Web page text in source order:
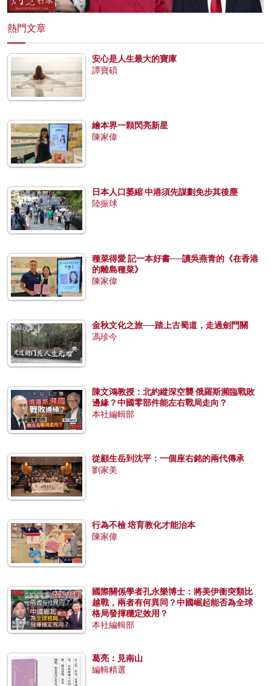
熱門文章
安心是人生最大的寶庫
譚寶碩
繪本界一顆閃亮新星
陳家偉
日本人口萎縮 中港須先謀劃免步其後塵
陸振球
種菜得愛 記一本好書──讀吳燕青的《在香港
的離島種菜》
陳家偉
金秋文化之旅──踏上古蜀道，走過劍門關
馮珍今
陳文鴻教授：北約縱深空襲 俄羅斯瀕臨戰敗
邊緣？中國零部件能左右戰局走向？
本社編輯部
從顧生岳到沈平：一個座右銘的兩代傳承
劉家美
行為不檢 培育教化才能治本
陳家偉
國際關係學者孔永樂博士：將美伊衝突類比
越戰，兩者有何異同？中國崛起能否為全球
格局發揮穩定效用？
本社編輯部
葛亮：見南山
編輯精選